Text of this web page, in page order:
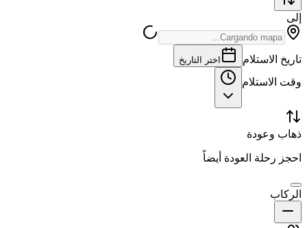
إلى
تاريخ الاستلام اختر التاريخ
وقت الاستلام
ذهاب وعودة
احجز رحلة العودة أيضاً
الركاب